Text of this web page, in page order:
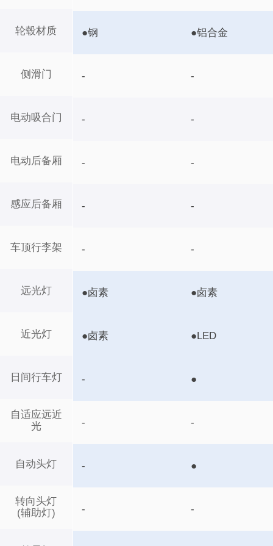
轮毂材质
侧滑门
电动吸合门
电动后备厢
感应后备厢
车顶行李架
远光灯
近光灯
日间行车灯
自适应远近
光
自动头灯
转向头灯
(辅助灯)
●钢 ●铝合金
- -
- -
- -
- -
- -
●卤素 ●卤素
●卤素 ●LED
- ●
- -
- ●
- -